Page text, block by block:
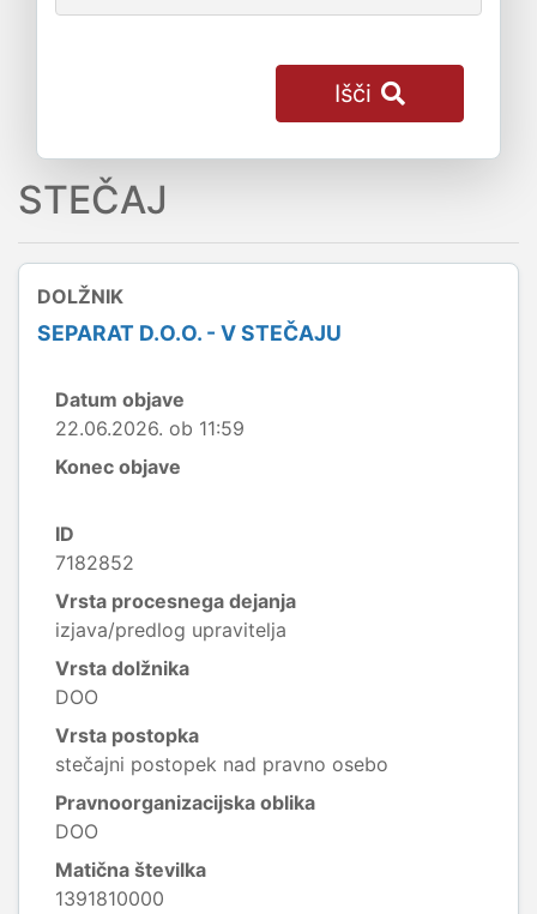
Išči
STEČAJ
DOLŽNIK
SEPARAT D.O.O. - V STEČAJU
Datum objave
22.06.2026. ob 11:59
Konec objave
ID
7182852
Vrsta procesnega dejanja
izjava/predlog upravitelja
Vrsta dolžnika
DOO
Vrsta postopka
stečajni postopek nad pravno osebo
Pravnoorganizacijska oblika
DOO
Matična številka
1391810000